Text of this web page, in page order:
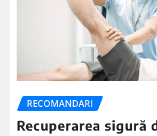
RECOMANDARI
Recuperarea sigură